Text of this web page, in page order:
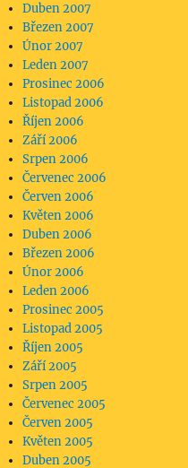
Duben 2007
Březen 2007
Únor 2007
Leden 2007
Prosinec 2006
Listopad 2006
Říjen 2006
Září 2006
Srpen 2006
Červenec 2006
Červen 2006
Květen 2006
Duben 2006
Březen 2006
Únor 2006
Leden 2006
Prosinec 2005
Listopad 2005
Říjen 2005
Září 2005
Srpen 2005
Červenec 2005
Červen 2005
Květen 2005
Duben 2005